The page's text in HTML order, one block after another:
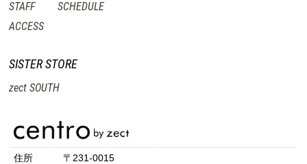
STAFF
ACCESS
SCHEDULE
SISTER STORE
zect SOUTH
住所
〒231-0015